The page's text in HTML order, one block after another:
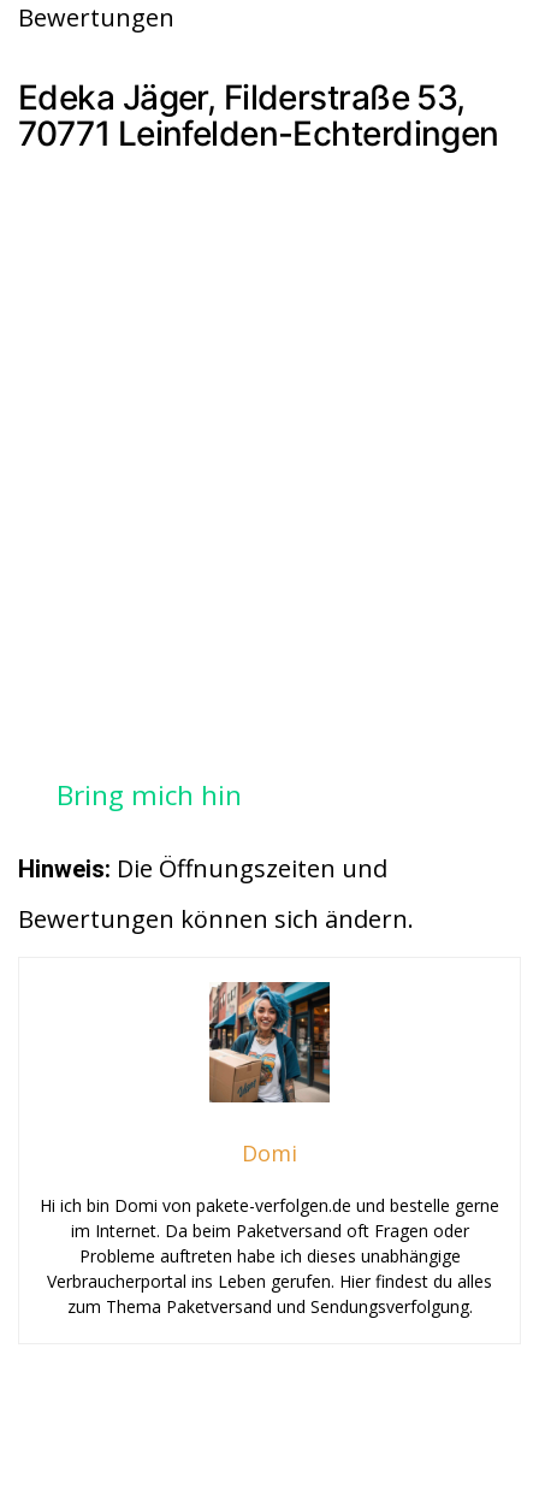
Bewertungen
Edeka Jäger, Filderstraße 53,
70771 Leinfelden-Echterdingen
Bring mich hin
Hinweis: Die Öffnungszeiten und
Bewertungen können sich ändern.
Domi
Hi ich bin Domi von pakete-verfolgen.de und bestelle gerne
im Internet. Da beim Paketversand oft Fragen oder
Probleme auftreten habe ich dieses unabhängige
Verbraucherportal ins Leben gerufen. Hier findest du alles
zum Thema Paketversand und Sendungsverfolgung.